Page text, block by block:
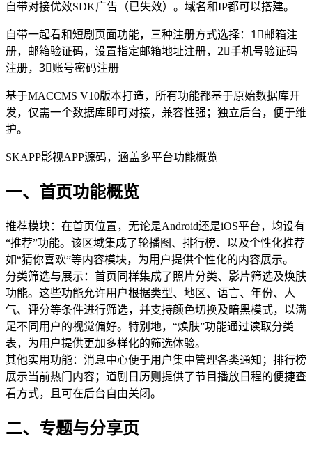
自带对接优效SDK广告（已失效）。域名和IP都可以搭建。
自带一起看和短剧页面功能，三种注册方式选择：1⃣️邮箱注
册，邮箱验证码，设置指定邮箱地址注册，2⃣️手机号验证码
注册，3⃣️账号密码注册
基于MACCMS V10版本打造，所有功能都基于原始数据库开
发，仅需一个数据库即可对接，兼容性强；独立后台，便于维
护。
SKAPP影视APP源码，涵盖多平台功能概览
一、首页功能概览
推荐模块：在首页位置，无论是Android还是iOS平台，均设有
“推荐”功能。该区域集成了轮播图、排行榜、以及个性化推荐
如“猜你喜欢”等内容模块，为用户提供个性化的内容展示。
分类筛选与展示：首页同样集成了照片分类、影片筛选及焕肤
功能。这些功能允许用户根据类型、地区、语言、年份、人
气、评分等条件进行筛选，并支持颜色切换及暗黑模式，以满
足不同用户的视觉偏好。特别地，“焕肤”功能通过读取分类
表，为用户提供更加多样化的筛选体验。
其他实用功能：消息中心便于用户集中管理各类通知；排行榜
展示当前热门内容；道剧日历则提供了节目播放日程的便捷查
看方式，且可在后台自由关闭。
二、专题与分享页